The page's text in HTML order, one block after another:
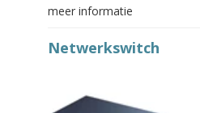
meer informatie
Netwerkswitch